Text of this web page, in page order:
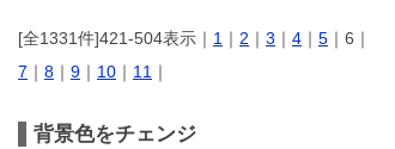
[全1331件]421-504表示｜ 1 ｜ 2 ｜ 3 ｜ 4 ｜ 5 ｜6｜
7 ｜ 8 ｜ 9 ｜ 10 ｜ 11 ｜
背景色をチェンジ